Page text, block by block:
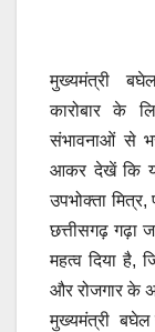
मुख्यमंत्री बघेल
कारोबार के
संभावनाओं से
आकर देखें कि यहां
उपभोक्ता
छत्तीसगढ़ गढ़ा
महत्व दिया है,
और रोजगार के
मुख्यमंत्री बघेल